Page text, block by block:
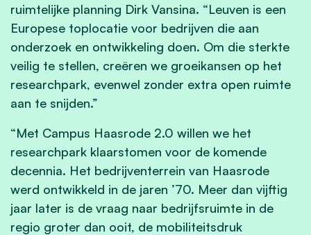
ruimtelijke planning Dirk Vansina. “Leuven is een
Europese toplocatie voor bedrijven die aan
onderzoek en ontwikkeling doen. Om die sterkte
veilig te stellen, creëren we groeikansen op het
researchpark, evenwel zonder extra open ruimte
aan te snijden.”
“Met Campus Haasrode 2.0 willen we het
researchpark klaarstomen voor de komende
decennia. Het bedrijventerrein van Haasrode
werd ontwikkeld in de jaren ’70. Meer dan vijftig
jaar later is de vraag naar bedrijfsruimte in de
regio groter dan ooit, de mobiliteitsdruk